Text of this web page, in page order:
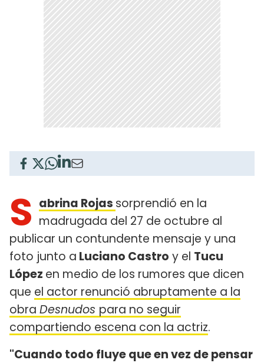
S abrina Rojas sorprendió en la
madrugada del 27 de octubre al
publicar un contundente mensaje y una
foto junto a Luciano Castro y el Tucu
López en medio de los rumores que dicen
que el actor renunció abruptamente a la
obra Desnudos para no seguir
compartiendo escena con la actriz.
"Cuando todo fluye que en vez de pensar